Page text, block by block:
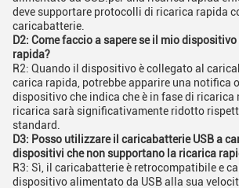
deve supportare protocolli di ricarica rapida
caricabatterie.
D2: Come faccio a sapere se il mio
rapida?
R2: Quando il dispositivo è collegato al
carica rapida, potrebbe apparire una notifica
dispositivo che indica che è in fase di ricarica
ricarica sarà significativamente ridotto
standard.
D3: Posso utilizzare il caricabatterie USB a
dispositivi che non supportano la ricarica
R3: Sì, il caricabatterie è retrocompatibile e
dispositivo alimentato da USB alla sua